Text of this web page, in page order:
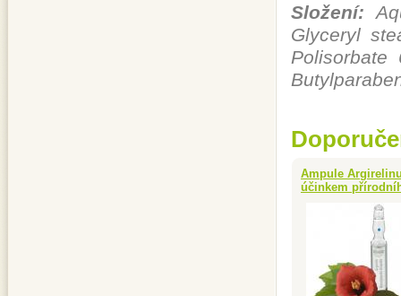
Složení:
Glyceryl
Polisorbate
Ampule
účinkem